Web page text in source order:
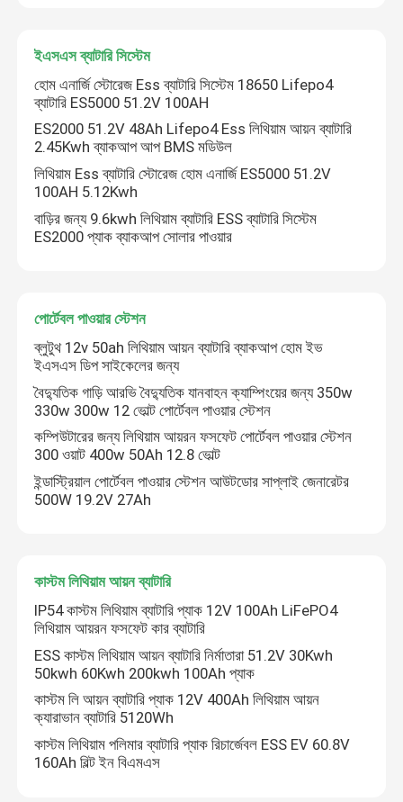
কারখানা ভ্রমণ
মান নিয়ন্ত্রণ
যোগাযোগ করুন
উদ্ধৃতির জন্য আবেদন
3.2v Lifepo4 ব্যাটারি
12V lifepo4 ব্যাটারি
48V Lifepo4 ব্যাটারি
RV Lifepo4 ব্যাটারি
সৌর লিথিয়াম আয়রন ফসফেট ব্যাটারি
ইএসএস ব্যাটারি সিস্টেম
পোর্টেবল পাওয়ার স্টেশন
ইএসএস ব্যাটারি সিস্টেম
হোম এনার্জি স্টোরেজ Ess ব্যাটারি সিস্টেম 18650 Lifepo4
ব্যাটারি ES5000 51.2V 100AH
ES2000 51.2V 48Ah Lifepo4 Ess লিথিয়াম আয়ন ব্যাটারি
2.45Kwh ব্যাকআপ আপ BMS মডিউল
লিথিয়াম Ess ব্যাটারি স্টোরেজ হোম এনার্জি ES5000 51.2V
100AH ​​5.12Kwh
বাড়ির জন্য 9.6kwh লিথিয়াম ব্যাটারি ESS ব্যাটারি সিস্টেম
ES2000 প্যাক ব্যাকআপ সোলার পাওয়ার
পোর্টেবল পাওয়ার স্টেশন
ব্লুটুথ 12v 50ah লিথিয়াম আয়ন ব্যাটারি ব্যাকআপ হোম ইভ
ইএসএস ডিপ সাইকেলের জন্য
বৈদ্যুতিক গাড়ি আরভি বৈদ্যুতিক যানবাহন ক্যাম্পিংয়ের জন্য 350w
330w 300w 12 ভোল্ট পোর্টেবল পাওয়ার স্টেশন
কম্পিউটারের জন্য লিথিয়াম আয়রন ফসফেট পোর্টেবল পাওয়ার স্টেশন
300 ওয়াট 400w 50Ah 12.8 ভোল্ট
ইন্ডাস্ট্রিয়াল পোর্টেবল পাওয়ার স্টেশন আউটডোর সাপ্লাই জেনারেটর
500W 19.2V 27Ah
কাস্টম লিথিয়াম আয়ন ব্যাটারি
IP54 কাস্টম লিথিয়াম ব্যাটারি প্যাক 12V 100Ah LiFePO4
লিথিয়াম আয়রন ফসফেট কার ব্যাটারি
ESS কাস্টম লিথিয়াম আয়ন ব্যাটারি নির্মাতারা 51.2V 30Kwh
50kwh 60Kwh 200kwh 100Ah প্যাক
কাস্টম লি আয়ন ব্যাটারি প্যাক 12V 400Ah লিথিয়াম আয়ন
ক্যারাভান ব্যাটারি 5120Wh
কাস্টম লিথিয়াম পলিমার ব্যাটারি প্যাক রিচার্জেবল ESS EV 60.8V
160Ah বিল্ট ইন বিএমএস